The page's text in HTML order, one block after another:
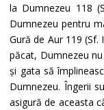
la Dumnezeu 118
Dumnezeu pentru
Gură de Aur 119
păcat, Dumnezeu
și gata să
Dumnezeu. Îngerii
asigură de aceasta